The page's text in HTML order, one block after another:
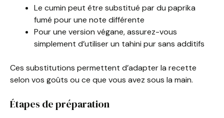
Le cumin peut être substitué par du paprika
fumé pour une note différente
Pour une version végane, assurez-vous
simplement d’utiliser un tahini pur sans additifs
Ces substitutions permettent d’adapter la recette
selon vos goûts ou ce que vous avez sous la main.
Étapes de préparation